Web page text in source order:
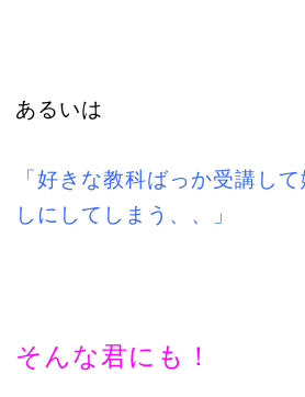
あるいは
「好きな教科ばっか受講し
しにしてしまう、、」
そんな君にも！